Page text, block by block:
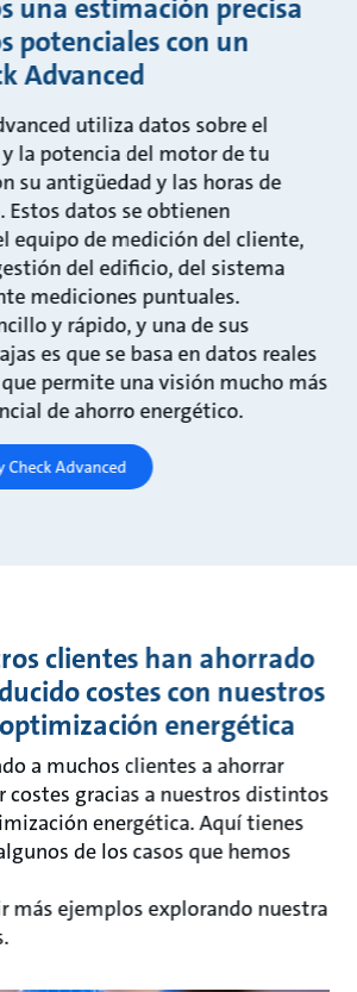
una estimación precisa
potenciales con un
Advanced
utiliza datos sobre el
la potencia del motor de tu
su antigüedad y las horas de
datos se obtienen
equipo de medición del cliente,
del edificio, del sistema
mediciones puntuales.​
y rápido, y una de sus
es que se basa en datos reales
permite una visión mucho más
de ahorro energético.
Check Advanced
clientes han ahorrado
costes con nuestros
energética​
a muchos clientes a ahorrar
costes gracias a nuestros distintos
energética. Aquí tienes
de los casos que hemos
más ejemplos explorando nuestra